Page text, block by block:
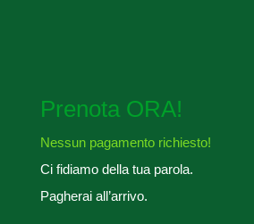
Prenota ORA!
Nessun pagamento richiesto!
Ci fidiamo della tua parola.
Pagherai all’arrivo.